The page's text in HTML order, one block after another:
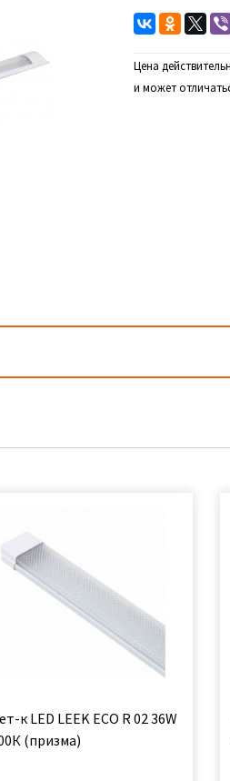
Цена
и может
к LED LEEK ECO R 02 36W
(призма)